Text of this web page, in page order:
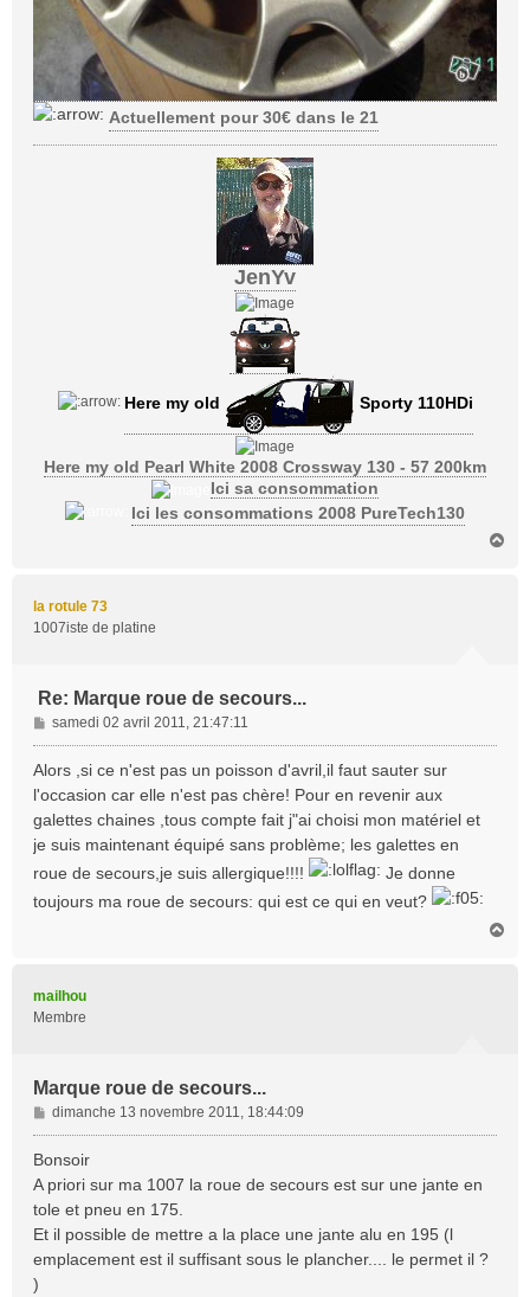
Actuellement pour 30€ dans le 21
JenYv
Here my old Sporty 110HDi
Here my old Pearl White 2008 Crossway 130 - 57 200km
Ici sa consommation
Ici les consommations 2008 PureTech130
la rotule 73
1007iste de platine
Re: Marque roue de secours...
M
e
s
a
g
e
samedi 02 avril 2011, 21:47:11
Alors ,si ce n'est pas un poisson d'avril,il faut sauter sur
l'occasion car elle n'est pas chère! Pour en revenir aux
galettes chaines ,tous compte fait j"ai choisi mon matériel et
je suis maintenant équipé sans problème; les galettes en
roue de secours,je suis allergique!!!!
Je donne
toujours ma roue de secours: qui est ce qui en veut?
mailhou
Membre
Marque roue de secours...
M
e
a
g
e
dimanche 13 novembre 2011, 18:44:09
Bonsoir
A priori sur ma 1007 la roue de secours est sur une jante en
tole et pneu en 175.
Et il possible de mettre a la place une jante alu en 195 (l
emplacement est il suffisant sous le plancher.... le permet il ?
)